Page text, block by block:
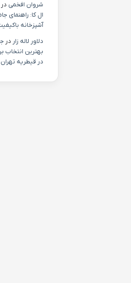
شروان افخمی در
ال کا: راهنمای
آشپزخانه
دلاور لاله زار در
بهترین انتخاب
در قیطریه تهران